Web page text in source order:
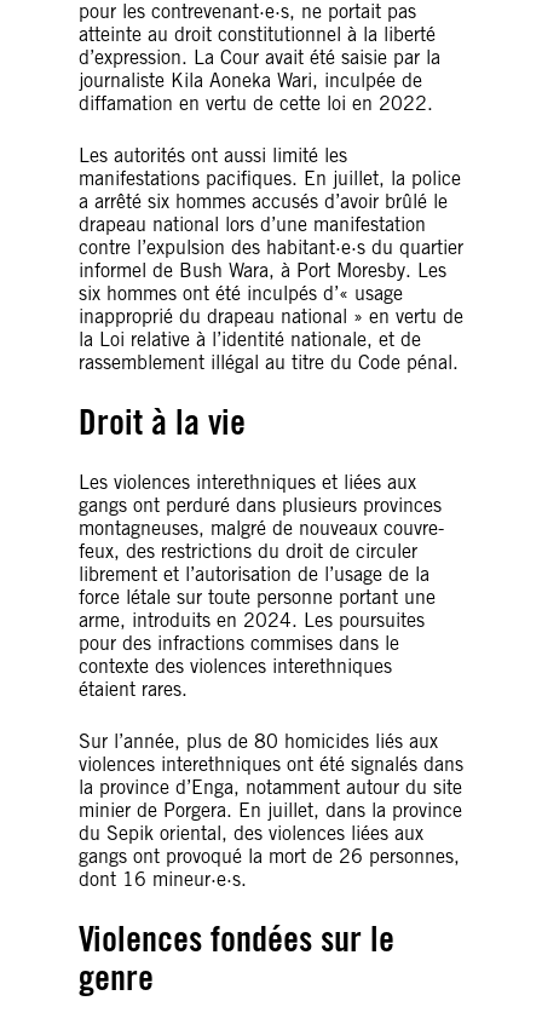
pour les contrevenant·e·s, ne portait pas
atteinte au droit constitutionnel à la liberté
d’expression. La Cour avait été saisie par la
journaliste Kila Aoneka Wari, inculpée de
diffamation en vertu de cette loi en 2022.
Les autorités ont aussi limité les
manifestations pacifiques. En juillet, la police
a arrêté six hommes accusés d’avoir brûlé le
drapeau national lors d’une manifestation
contre l’expulsion des habitant·e·s du quartier
informel de Bush Wara, à Port Moresby. Les
six hommes ont été inculpés d’« usage
inapproprié du drapeau national » en vertu de
la Loi relative à l’identité nationale, et de
rassemblement illégal au titre du Code pénal.
Droit à la vie
Les violences interethniques et liées aux
gangs ont perduré dans plusieurs provinces
montagneuses, malgré de nouveaux couvre-
feux, des restrictions du droit de circuler
librement et l’autorisation de l’usage de la
force létale sur toute personne portant une
arme, introduits en 2024. Les poursuites
pour des infractions commises dans le
contexte des violences interethniques
étaient rares.
Sur l’année, plus de 80 homicides liés aux
violences interethniques ont été signalés dans
la province d’Enga, notamment autour du site
minier de Porgera. En juillet, dans la province
du Sepik oriental, des violences liées aux
gangs ont provoqué la mort de 26 personnes,
dont 16 mineur·e·s.
Violences fondées sur le
genre